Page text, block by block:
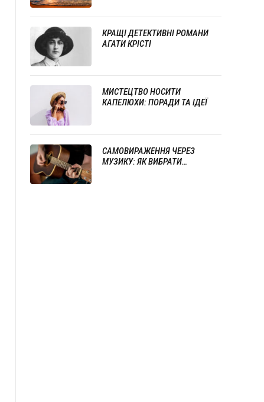
КРАЩІ ДЕТЕКТИВНІ РОМАНИ
АГАТИ КРІСТІ
МИСТЕЦТВО НОСИТИ
КАПЕЛЮХИ: ПОРАДИ ТА ІДЕЇ
САМОВИРАЖЕННЯ ЧЕРЕЗ
МУЗИКУ: ЯК ВИБРАТИ